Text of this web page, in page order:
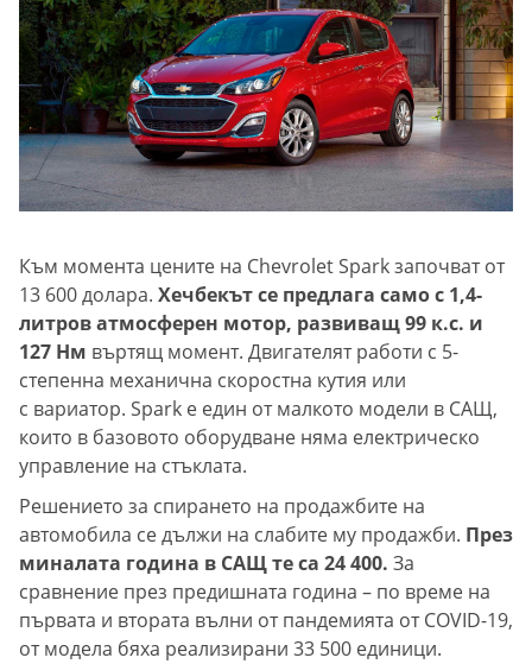
Към момента цените на Chevrolet Spark започват от
13 600 долара. Хечбекът се предлага само с 1,4-
литров атмосферен мотор, развиващ 99 к.с. и
127 Нм въртящ момент. Двигателят работи с 5-
степенна механична скоростна кутия или
с вариатор. Spark е един от малкото модели в САЩ,
които в базовото оборудване няма електрическо
управление на стъклата.
Решението за спирането на продажбите на
автомобила се дължи на слабите му продажби. През
миналата година в САЩ те са 24 400. За
сравнение през предишната година – по време на
първата и втората вълни от пандемията от COVID-19,
от модела бяха реализирани 33 500 единици.